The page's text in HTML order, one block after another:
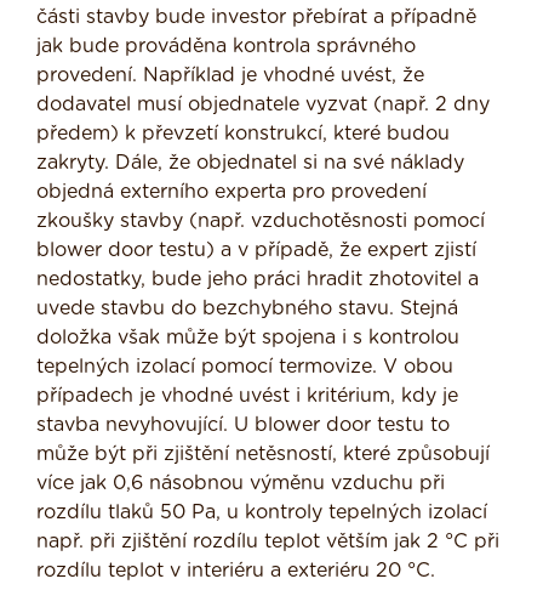
části stavby bude investor přebírat a případně
jak bude prováděna kontrola správného
provedení. Například je vhodné uvést, že
dodavatel musí objednatele vyzvat (např. 2 dny
předem) k převzetí konstrukcí, které budou
zakryty. Dále, že objednatel si na své náklady
objedná externího experta pro provedení
zkoušky stavby (např. vzduchotěsnosti pomocí
blower door testu) a v případě, že expert zjistí
nedostatky, bude jeho práci hradit zhotovitel a
uvede stavbu do bezchybného stavu. Stejná
doložka však může být spojena i s kontrolou
tepelných izolací pomocí termovize. V obou
případech je vhodné uvést i kritérium, kdy je
stavba nevyhovující. U blower door testu to
může být při zjištění netěsností, které způsobují
více jak 0,6 násobnou výměnu vzduchu při
rozdílu tlaků 50 Pa, u kontroly tepelných izolací
např. při zjištění rozdílu teplot větším jak 2 °C při
rozdílu teplot v interiéru a exteriéru 20 °C.